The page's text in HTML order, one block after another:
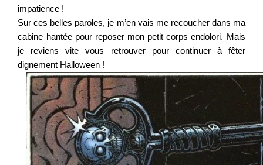
impatience !
Sur ces belles paroles, je m’en vais me recoucher dans ma
cabine hantée pour reposer mon petit corps endolori. Mais
je reviens vite vous retrouver pour continuer à fêter
dignement Halloween !